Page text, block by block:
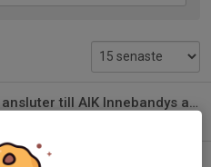
Noél Alm Johansson ansluter till AIK Innebandys akademiverksamhet
klubbchef i AIK Innebandy